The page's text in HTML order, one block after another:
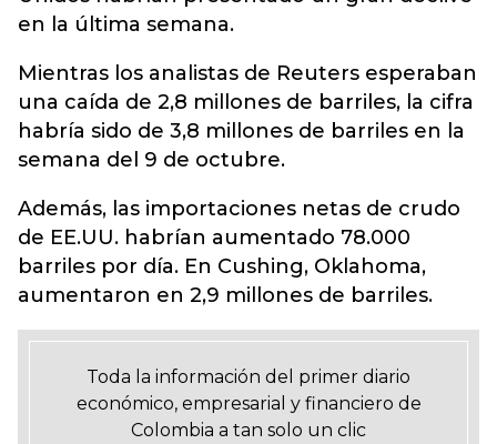
en la última semana.
Mientras los analistas de Reuters esperaban
una caída de 2,8 millones de barriles, la cifra
habría sido de 3,8 millones de barriles en la
semana del 9 de octubre.
Además, las importaciones netas de crudo
de EE.UU. habrían aumentado 78.000
barriles por día. En Cushing, Oklahoma,
aumentaron en 2,9 millones de barriles.
Toda la información del primer diario
económico, empresarial y financiero de
Colombia a tan solo un clic